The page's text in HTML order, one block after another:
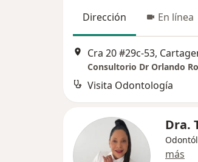
Dirección
En línea
Cra 20 #29c-53,
Visita Odontología
Dra.
más